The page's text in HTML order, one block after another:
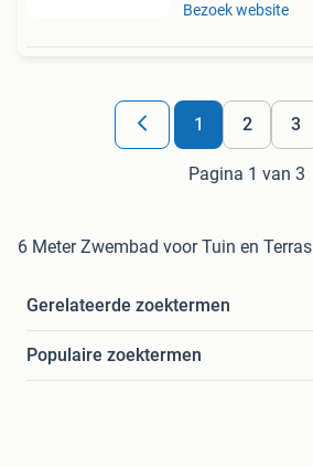
Bezoek website
1 2 3
Pagina 1 van 3
6 Meter Zwembad voor Tuin en Terras
Gerelateerde zoektermen
Populaire zoektermen